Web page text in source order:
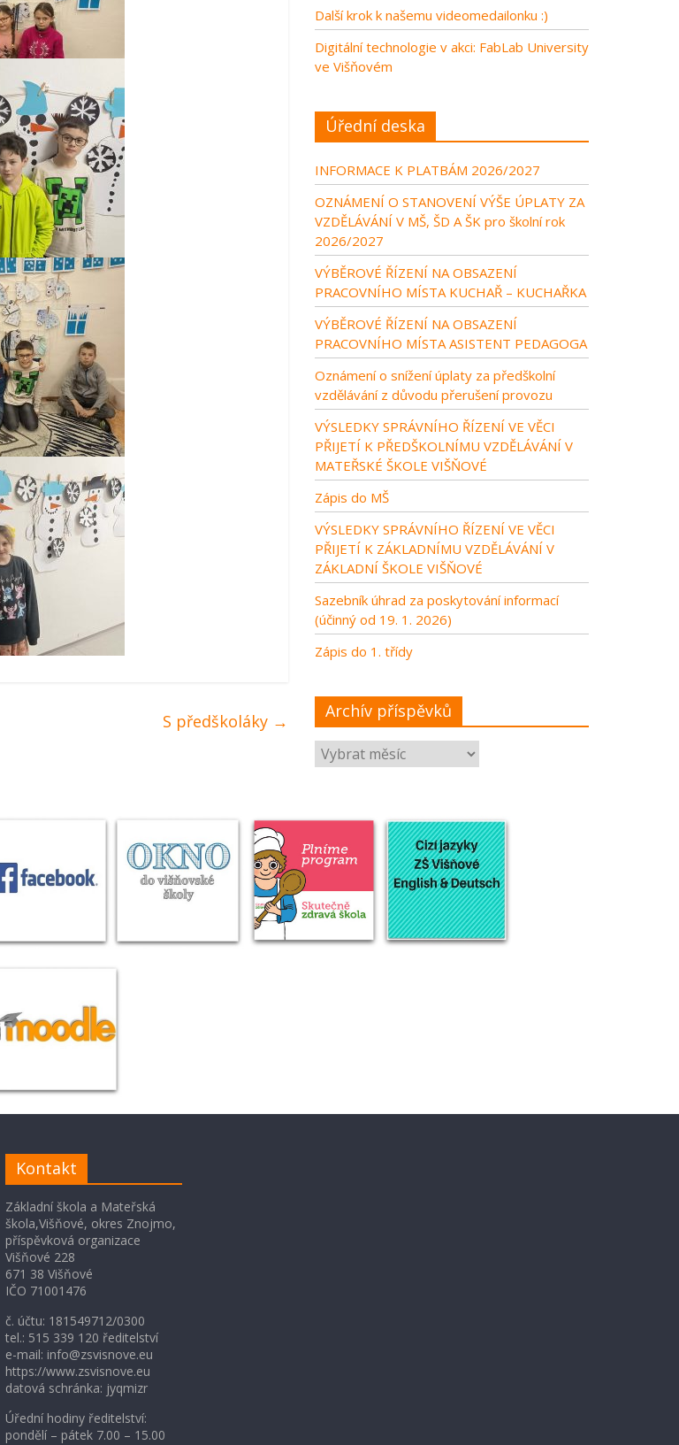
S předškoláky →
Další krok k našemu videomedailonku :)
Digitální technologie v akci: FabLab University
ve Višňovém
Úřední deska
INFORMACE K PLATBÁM 2026/2027
OZNÁMENÍ O STANOVENÍ VÝŠE ÚPLATY ZA
VZDĚLÁVÁNÍ V MŠ, ŠD A ŠK pro školní rok
2026/2027
VÝBĚROVÉ ŘÍZENÍ NA OBSAZENÍ
PRACOVNÍHO MÍSTA KUCHAŘ – KUCHAŘKA
VÝBĚROVÉ ŘÍZENÍ NA OBSAZENÍ
PRACOVNÍHO MÍSTA ASISTENT PEDAGOGA
Oznámení o snížení úplaty za předškolní
vzdělávání z důvodu přerušení provozu
VÝSLEDKY SPRÁVNÍHO ŘÍZENÍ VE VĚCI
PŘIJETÍ K PŘEDŠKOLNÍMU VZDĚLÁVÁNÍ V
MATEŘSKÉ ŠKOLE VIŠŇOVÉ
Zápis do MŠ
VÝSLEDKY SPRÁVNÍHO ŘÍZENÍ VE VĚCI
PŘIJETÍ K ZÁKLADNÍMU VZDĚLÁVÁNÍ V
ZÁKLADNÍ ŠKOLE VIŠŇOVÉ
Sazebník úhrad za poskytování informací
(účinný od 19. 1. 2026)
Zápis do 1. třídy
Archív příspěvků
Kontakt
Základní škola a Mateřská
škola,Višňové, okres Znojmo,
příspěvková organizace
Višňové 228
671 38 Višňové
IČO 71001476
č. účtu: 181549712/0300
tel.: 515 339 120 ředitelství
e-mail: info@zsvisnove.eu
https://www.zsvisnove.eu
datová schránka: jyqmizr
Úřední hodiny ředitelství:
pondělí – pátek 7.00 – 15.00